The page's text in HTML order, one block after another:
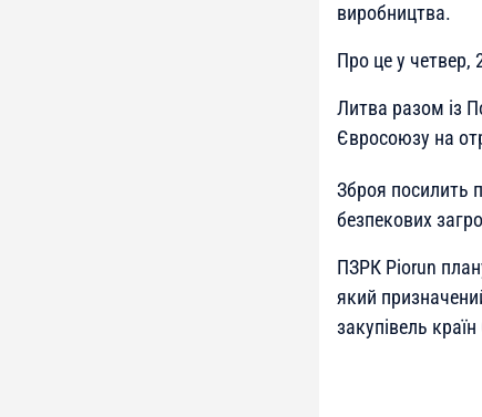
виробництва.
Про це у четвер,
Литва разом із
Євросоюзу на
Зброя посилить
безпекових
ПЗРК Piorun
який
закупівель